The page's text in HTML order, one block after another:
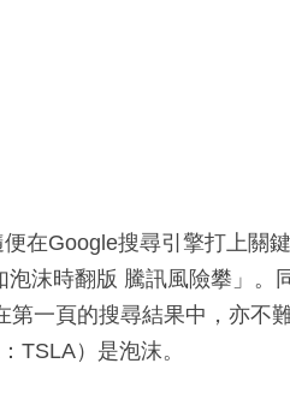
在Google搜尋引擎打上關
沫時翻版 騰訊風險攀」。
第一頁的搜尋結果中，亦不
TSLA）是泡沫。